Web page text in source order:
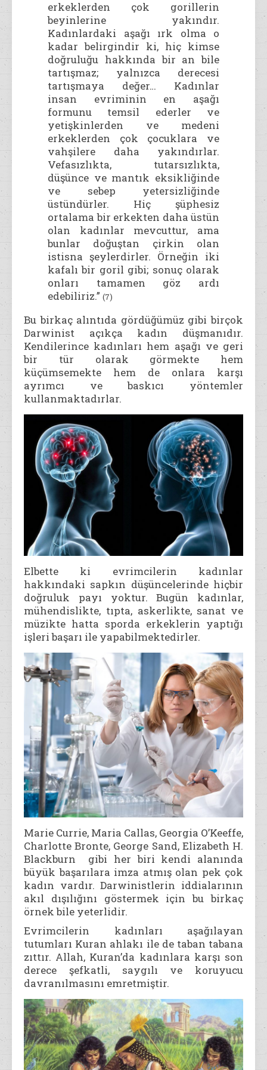
erkeklerden çok gorillerin
beyinlerine yakındır.
Kadınlardaki aşağı ırk olma o
kadar belirgindir ki, hiç kimse
doğruluğu hakkında bir an bile
tartışmaz; yalnızca derecesi
tartışmaya değer… Kadınlar
insan evriminin en aşağı
formunu temsil ederler ve
yetişkinlerden ve medeni
erkeklerden çok çocuklara ve
vahşilere daha yakındırlar.
Vefasızlıkta, tutarsızlıkta,
düşünce ve mantık eksikliğinde
ve sebep yetersizliğinde
üstündürler. Hiç şüphesiz
ortalama bir erkekten daha üstün
olan kadınlar mevcuttur, ama
bunlar doğuştan çirkin olan
istisna şeylerdirler. Örneğin iki
kafalı bir goril gibi; sonuç olarak
onları tamamen göz ardı
edebiliriz.” (7)
Bu birkaç alıntıda gördüğümüz gibi birçok
Darwinist açıkça kadın düşmanıdır.
Kendilerince kadınları hem aşağı ve geri
bir tür olarak görmekte hem
küçümsemekte hem de onlara karşı
ayrımcı ve baskıcı yöntemler
kullanmaktadırlar.
Elbette ki evrimcilerin kadınlar
hakkındaki sapkın düşüncelerinde hiçbir
doğruluk payı yoktur. Bugün kadınlar,
mühendislikte, tıpta, askerlikte, sanat ve
müzikte hatta sporda erkeklerin yaptığı
işleri başarı ile yapabilmektedirler.
Marie Currie, Maria Callas, Georgia O’Keeffe,
Charlotte Bronte, George Sand, Elizabeth H.
Blackburn gibi her biri kendi alanında
büyük başarılara imza atmış olan pek çok
kadın vardır. Darwinistlerin iddialarının
akıl dışılığını göstermek için bu birkaç
örnek bile yeterlidir.
Evrimcilerin kadınları aşağılayan
tutumları Kuran ahlakı ile de taban tabana
zıttır. Allah, Kuran’da kadınlara karşı son
derece şefkatli, saygılı ve koruyucu
davranılmasını emretmiştir.